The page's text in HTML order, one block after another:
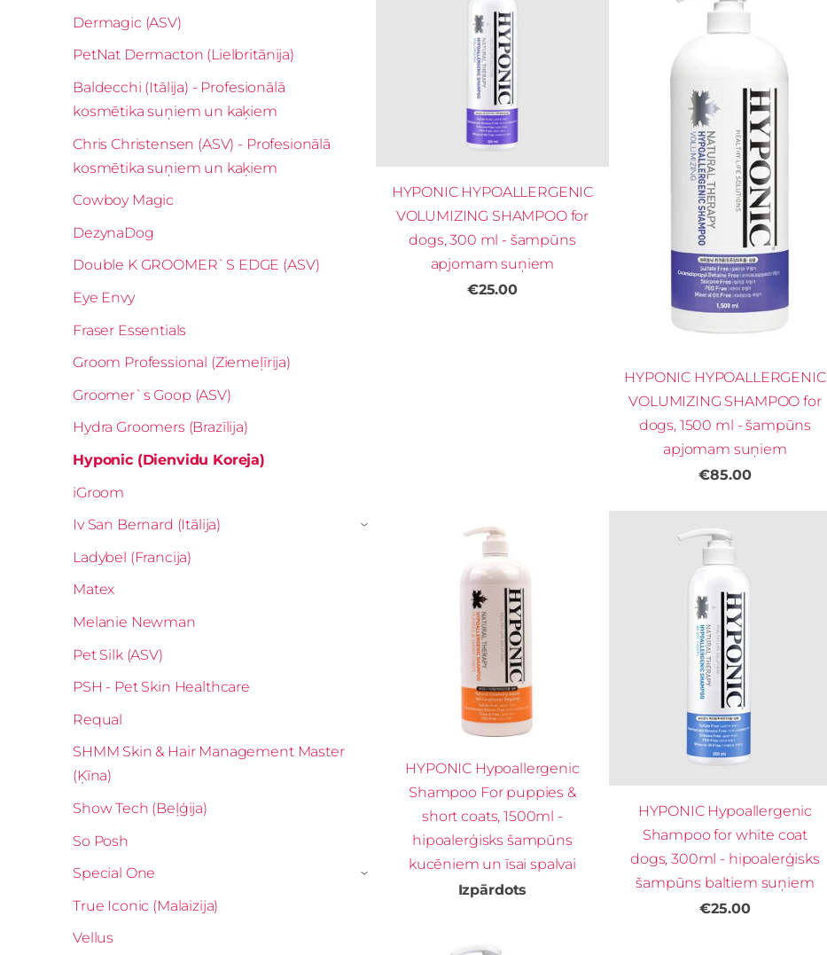
Dermagic (ASV)
PetNat Dermacton (Lielbritānija)
Baldecchi (Itālija) - Profesionālā
kosmētika suņiem un kaķiem
Chris Christensen (ASV) - Profesionālā
kosmētika suņiem un kaķiem
Cowboy Magic
DezynaDog
Double K GROOMER`S EDGE (ASV)
Eye Envy
Fraser Essentials
Groom Professional (Ziemeļīrija)
Groomer`s Goop (ASV)
Hydra Groomers (Brazīlija)
Hyponic (Dienvidu Koreja)
iGroom
Iv San Bernard (Itālija)
›
Ladybel (Francija)
Matex
Melanie Newman
Pet Silk (ASV)
PSH - Pet Skin Healthcare
Requal
SHMM Skin & Hair Management Master
(Ķīna)
Show Tech (Beļģija)
So Posh
Special One
›
True Iconic (Malaizija)
Vellus
HYPONIC HYPOALLERGENIC
VOLUMIZING SHAMPOO for
dogs, 300 ml - šampūns
apjomam suņiem
€25.00
HYPONIC HYPOALLERGENIC
VOLUMIZING SHAMPOO for
dogs, 1500 ml - šampūns
apjomam suņiem
€85.00
HYPONIC Hypoallergenic
Shampoo For puppies &
short coats, 1500ml -
hipoalerģisks šampūns
kucēniem un īsai spalvai
Izpārdots
HYPONIC Hypoallergenic
Shampoo for white coat
dogs, 300ml - hipoalerģisks
šampūns baltiem suņiem
€25.00